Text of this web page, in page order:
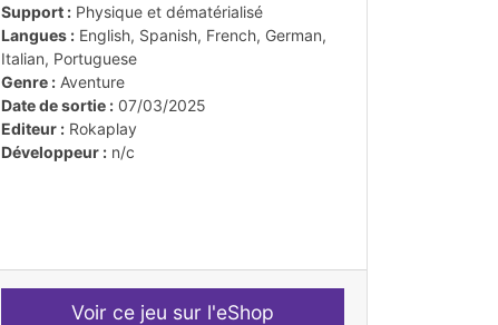
Support : Physique et dématérialisé
Langues : English, Spanish, French, German,
Italian, Portuguese
Genre : Aventure
Date de sortie : 07/03/2025
Editeur : Rokaplay
Développeur : n/c
Voir ce jeu sur l'eShop